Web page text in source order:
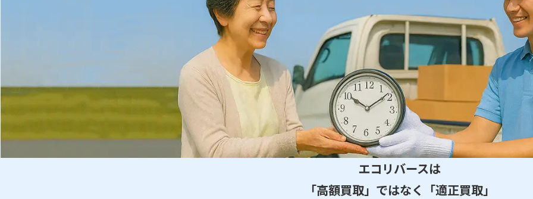
エコリバースは
「高額買取」ではなく
「適正買取」